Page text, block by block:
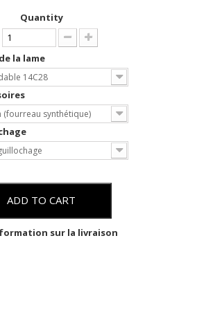
Quantity
la lame
14C28
(fourreau synthétique)
ADD TO CART
sur la livraison